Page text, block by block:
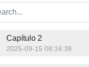
Capítulo 2
2025-09-15 08:16:38